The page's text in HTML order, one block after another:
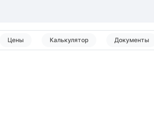
Цены Калькулятор Документы